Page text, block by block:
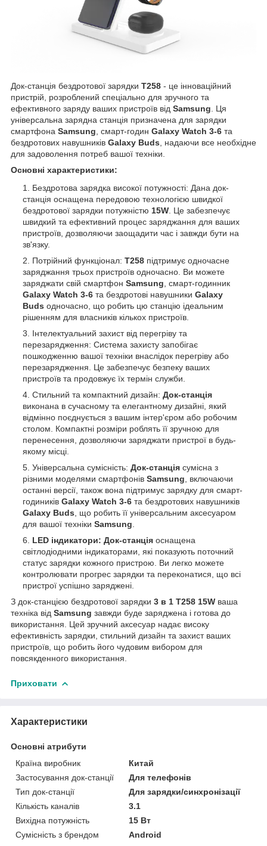
Док-станція бездротової зарядки Т258 - це інноваційний
пристрій, розроблений спеціально для зручного та
ефективного заряду ваших пристроїв від Samsung. Ця
універсальна зарядна станція призначена для зарядки
смартфона Samsung, смарт-годин Galaxy Watch 3-6 та
бездротових навушників Galaxy Buds, надаючи все необхідне
для задоволення потреб вашої техніки.
Основні характеристики:
Бездротова зарядка високої потужності: Дана док-
станція оснащена передовою технологією швидкої
бездротової зарядки потужністю 15W . Це забезпечує
швидкий та ефективний процес заряджання для ваших
пристроїв, дозволяючи заощадити час і завжди бути на
зв'язку.
Потрійний функціонал: Т258 підтримує одночасне
заряджання трьох пристроїв одночасно. Ви можете
заряджати свій смартфон Samsung , смарт-годинник
Galaxy Watch 3-6 та бездротові навушники Galaxy
Buds одночасно, що робить цю станцію ідеальним
рішенням для власників кількох пристроїв.
Інтелектуальний захист від перегріву та
перезарядження: Система захисту запобігає
пошкодженню вашої техніки внаслідок перегріву або
перезарядження. Це забезпечує безпеку ваших
пристроїв та продовжує їх термін служби.
Стильний та компактний дизайн: Док-станція
виконана в сучасному та елегантному дизайні, який
відмінно поєднується з вашим інтер'єром або робочим
столом. Компактні розміри роблять її зручною для
перенесення, дозволяючи заряджати пристрої в будь-
якому місці.
Універсальна сумісність: Док-станція сумісна з
різними моделями смартфонів Samsung , включаючи
останні версії, також вона підтримує зарядку для смарт-
годиників Galaxy Watch 3-6 та бездротових навушників
Galaxy Buds , що робить її універсальним аксесуаром
для вашої техніки Samsung
LED індикатори: Док-станція оснащена
світлодіодними індикаторами, які показують поточний
статус зарядки кожного пристрою. Ви легко можете
контролювати прогрес зарядки та переконатися, що всі
пристрої успішно заряджені.
З док-станцією бездротової зарядки 3 в 1 Т258 15W ваша
техніка від Samsung завжди буде заряджена і готова до
використання. Цей зручний аксесуар надає високу
ефективність зарядки, стильний дизайн та захист ваших
пристроїв, що робить його чудовим вибором для
повсякденного використання.
Приховати
Характеристики
Основні атрибути
Країна виробник
Китай
Застосування док-станції
Для телефонів
Тип док-станції
Для зарядки/синхронізації
Кількість каналів
3.1
Вихідна потужність
15 Вт
Сумісність з брендом
Android